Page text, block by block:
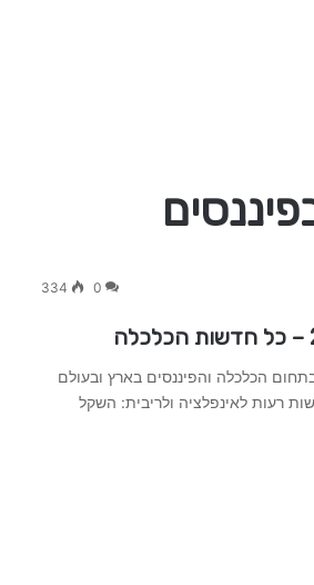
0
334
בתחום הכלכלה והפיננסים בארץ ובעולם
3 יוני 2023: חדשות רעות לאינפלציה ולריבית: השקל